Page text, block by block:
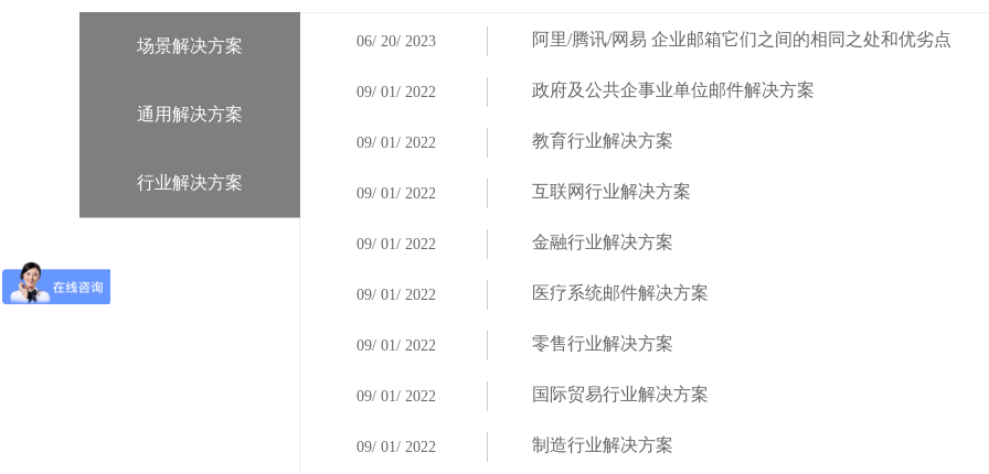
场景解决方案
通用解决方案
行业解决方案
06/ 20/ 2023 阿里/腾讯/网易 企业邮箱它们之间的相同之处和优劣点
09/ 01/ 2022 政府及公共企事业单位邮件解决方案
09/ 01/ 2022 教育行业解决方案
09/ 01/ 2022 互联网行业解决方案
09/ 01/ 2022 金融行业解决方案
09/ 01/ 2022 医疗系统邮件解决方案
09/ 01/ 2022 零售行业解决方案
09/ 01/ 2022 国际贸易行业解决方案
09/ 01/ 2022 制造行业解决方案